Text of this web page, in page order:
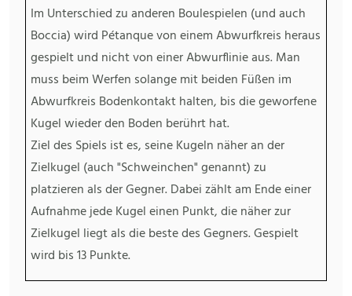
Im Unterschied zu anderen Boulespielen (und auch
Boccia) wird Pétanque von einem Abwurfkreis heraus
gespielt und nicht von einer Abwurflinie aus. Man
muss beim Werfen solange mit beiden Füßen im
Abwurfkreis Bodenkontakt halten, bis die geworfene
Kugel wieder den Boden berührt hat.
Ziel des Spiels ist es, seine Kugeln näher an der
Zielkugel (auch "Schweinchen" genannt) zu
platzieren als der Gegner. Dabei zählt am Ende einer
Aufnahme jede Kugel einen Punkt, die näher zur
Zielkugel liegt als die beste des Gegners. Gespielt
wird bis 13 Punkte.